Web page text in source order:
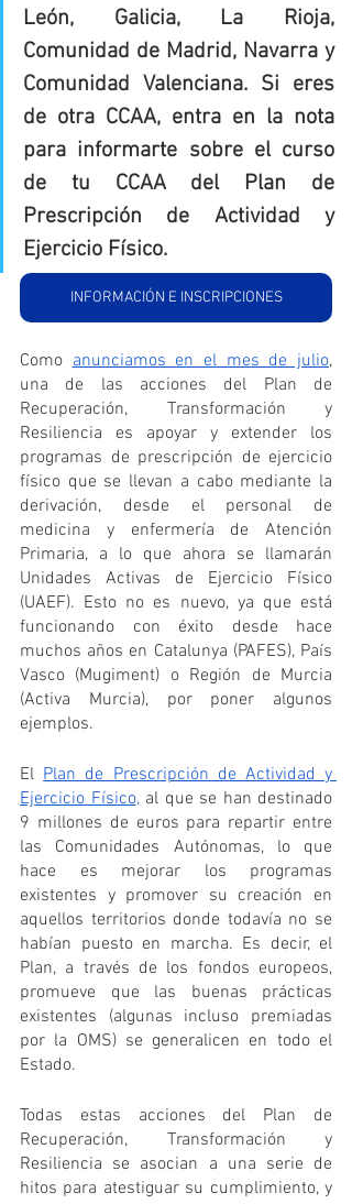
León, Galicia, La Rioja,
Comunidad de Madrid, Navarra y
Comunidad Valenciana. Si eres
de otra CCAA, entra en la nota
para informarte sobre el curso
de tu CCAA del Plan de
Prescripción de Actividad y
Ejercicio Físico.
INFORMACIÓN E INSCRIPCIONES
Como anunciamos en el mes de julio,
una de las acciones del Plan de
Recuperación, Transformación y
Resiliencia es apoyar y extender los
programas de prescripción de ejercicio
físico que se llevan a cabo mediante la
derivación, desde el personal de
medicina y enfermería de Atención
Primaria, a lo que ahora se llamarán
Unidades Activas de Ejercicio Físico
(UAEF). Esto no es nuevo, ya que está
funcionando con éxito desde hace
muchos años en Catalunya (PAFES), País
Vasco (Mugiment) o Región de Murcia
(Activa Murcia), por poner algunos
ejemplos.
El Plan de Prescripción de Actividad y
Ejercicio Físico, al que se han destinado
9 millones de euros para repartir entre
las Comunidades Autónomas, lo que
hace es mejorar los programas
existentes y promover su creación en
aquellos territorios donde todavía no se
habían puesto en marcha. Es decir, el
Plan, a través de los fondos europeos,
promueve que las buenas prácticas
existentes (algunas incluso premiadas
por la OMS) se generalicen en todo el
Estado.
Todas estas acciones del Plan de
Recuperación, Transformación y
Resiliencia se asocian a una serie de
hitos para atestiguar su cumplimiento, y